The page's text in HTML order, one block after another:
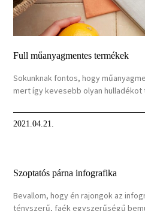
Full műanyagmentes termékek
Sokunknak fontos, hogy
mert így kevesebb olyan hulladékot
2021.04.21.
Szoptatós párna infografika
Bevallom, hogy én rajongok az
tényszerű, faék egyszerűségű